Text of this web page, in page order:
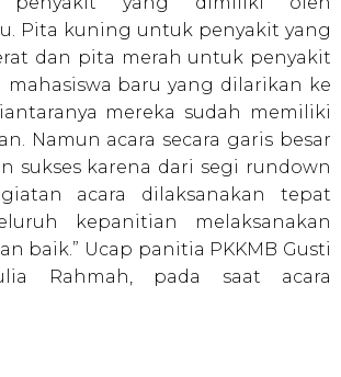
Pita kuning untuk penyakit yang
dan pita merah untuk penyakit
mahasiswa baru yang dilarikan ke
mereka sudah memiliki
Namun acara secara garis besar
sukses karena dari segi rundown
acara dilaksanakan tepat
kepanitian melaksanakan
baik.” Ucap panitia PKKMB Gusti
Rahmah, pada saat acara